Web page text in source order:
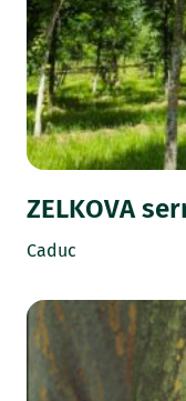
ZELKOVA
Caduc